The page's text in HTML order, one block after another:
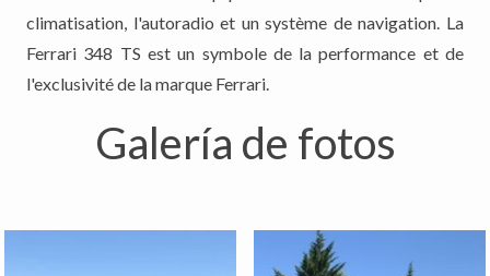
climatisation, l'autoradio et un système de navigation. La
Ferrari 348 TS est un symbole de la performance et de
l'exclusivité de la marque Ferrari.
Galería de fotos